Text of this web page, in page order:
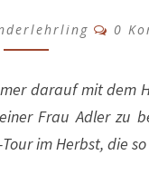
GEPLANT
0
darauf mit dem
Frau Adler zu
im Herbst, die